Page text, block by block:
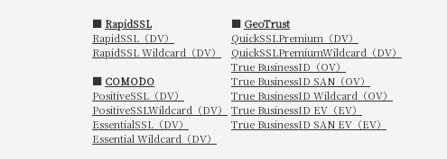
■ RapidSSL ■ GeoTrust
RapidSSL（DV）
QuickSSLPremium（DV）
RapidSSL Wildcard（DV）
QuickSSLPremiumWildcard（DV）
True BusinessID（OV）
■ COMODO
True BusinessID SAN（OV）
PositiveSSL（DV）
True BusinessID Wildcard（OV）
PositiveSSLWildcard（DV）
True BusinessID EV（EV）
EssentialSSL（DV）
True BusinessID SAN EV（EV）
Essential Wildcard（DV）